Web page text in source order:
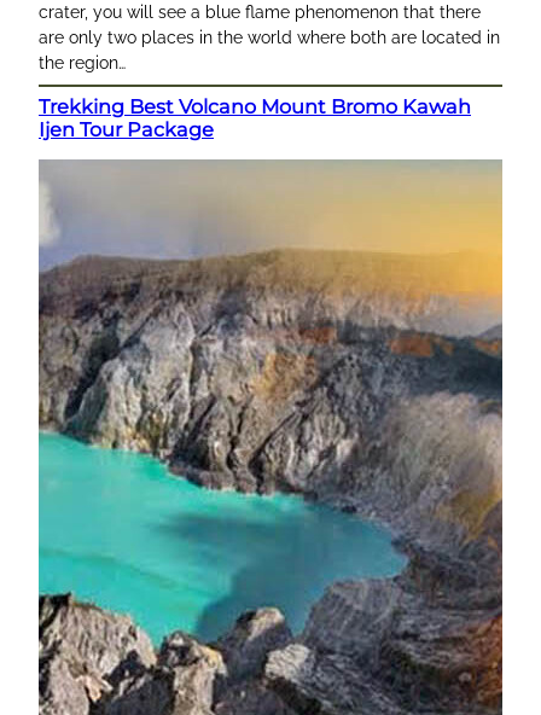
crater, you will see a blue flame phenomenon that there
are only two places in the world where both are located in
the region…
Trekking Best Volcano Mount Bromo Kawah
Ijen Tour Package